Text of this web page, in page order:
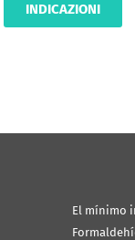
INDICAZIONI
El mínimo